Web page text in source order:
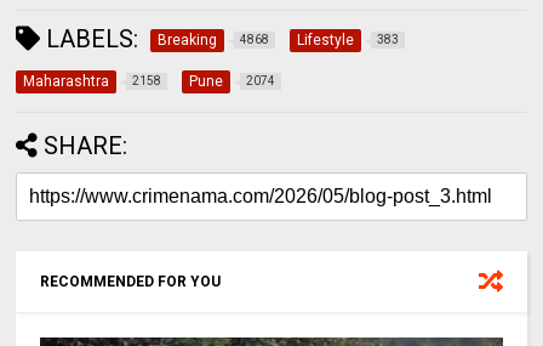
LABELS: Breaking 4868 Lifestyle 383
Maharashtra 2158 Pune 2074
SHARE:
RECOMMENDED FOR YOU